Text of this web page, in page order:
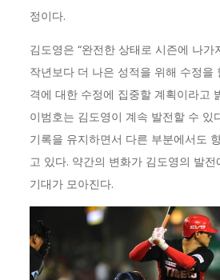
정이다.
김도영은 “완전한 상태로 시즌에 나
작년보다 더 나은 성적을 위해 수정을
격에 대한 수정에 집중할 계획이라고
이범호는 김도영이 계속 발전할 수 있
기록을 유지하면서 다른 부분에서도
고 있다. 약간의 변화가 김도영의 발
기대가 모아진다.